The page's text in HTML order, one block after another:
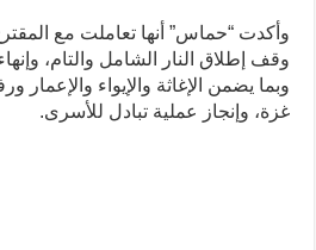
وأكدت “حماس” أنها تعاملت مع
وقف إطلاق النار الشامل والتام،
وبما يضمن الإغاثة والإيواء
غزة، وإنجاز عملية تبادل للأسرى.